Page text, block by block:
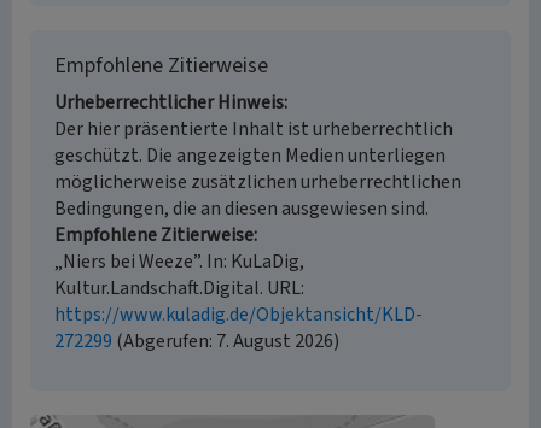
Empfohlene Zitierweise
Urheberrechtlicher Hinweis
Der hier präsentierte Inhalt ist urheberrechtlich
geschützt. Die angezeigten Medien unterliegen
möglicherweise zusätzlichen urheberrechtlichen
Bedingungen, die an diesen ausgewiesen sind.
Empfohlene Zitierweise
„Niers bei Weeze”. In: KuLaDig,
Kultur.Landschaft.Digital. URL:
https://www.kuladig.de/Objektansicht/KLD-
272299 (Abgerufen: 7. August 2026)